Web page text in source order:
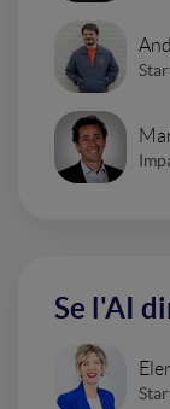
Se l'AI